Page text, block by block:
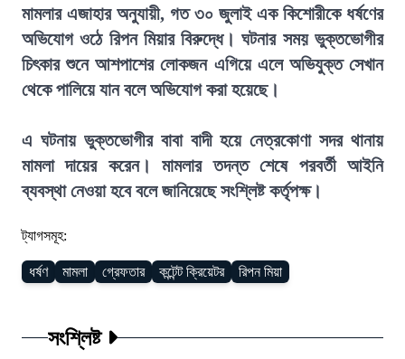
মামলার এজাহার অনুযায়ী, গত ৩০ জুলাই এক কিশোরীকে ধর্ষণের
অভিযোগ ওঠে রিপন মিয়ার বিরুদ্ধে। ঘটনার সময় ভুক্তভোগীর
চিৎকার শুনে আশপাশের লোকজন এগিয়ে এলে অভিযুক্ত সেখান
থেকে পালিয়ে যান বলে অভিযোগ করা হয়েছে।
এ ঘটনায় ভুক্তভোগীর বাবা বাদী হয়ে নেত্রকোণা সদর থানায়
মামলা দায়ের করেন। মামলার তদন্ত শেষে পরবর্তী আইনি
ব্যবস্থা নেওয়া হবে বলে জানিয়েছে সংশ্লিষ্ট কর্তৃপক্ষ।
ট্যাগসমূহ:
ধর্ষণ মামলা গ্রেফতার কন্টেন্ট ক্রিয়েটর রিপন মিয়া
সংশ্লিষ্ট